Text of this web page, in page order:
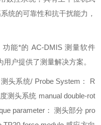
统的可靠性和抗干扰能力，
能*的 AC-DMIS 测量软件
户提供了测量解决方案。
头系统/ Probe System： R
测头系统 manual double-rot
parameter： 测头部分 pro